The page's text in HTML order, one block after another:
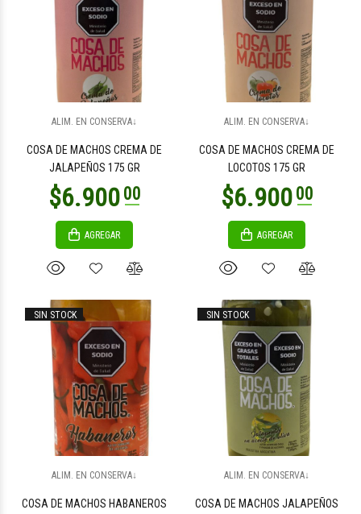
ALIM. EN CONSERVA↓
COSA DE MACHOS CREMA DE
JALAPEÑOS 175 GR
AGREGAR
ALIM. EN CONSERVA↓
COSA DE MACHOS CREMA DE
LOCOTOS 175 GR
AGREGAR
SIN STOCK
ALIM. EN CONSERVA↓
COSA DE MACHOS HABANEROS
SIN STOCK
ALIM. EN CONSERVA↓
COSA DE MACHOS JALAPEÑOS